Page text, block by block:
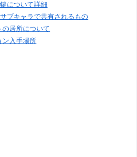
について詳細
ブキャラで共有されるもの
の居所について
ン入手場所